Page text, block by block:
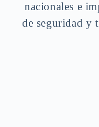
nacionales e
de seguridad y